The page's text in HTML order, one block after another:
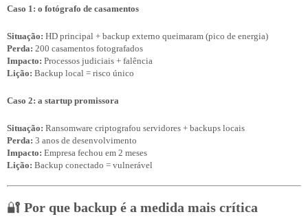
Caso 1: o fotógrafo de casamentos
Situação:
Perda:
Impacto:
Lição:
Caso 2: a startup promissora
Situação:
Perda:
Impacto:
Lição:
🔐 Por que backup é a medida mais crítica